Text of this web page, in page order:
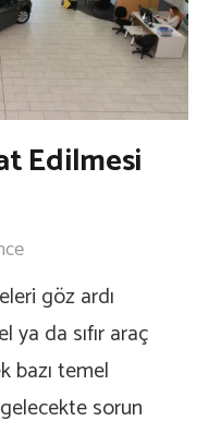
Edilmesi
göz ardı
ya da sıfır araç
bazı temel
gelecekte sorun